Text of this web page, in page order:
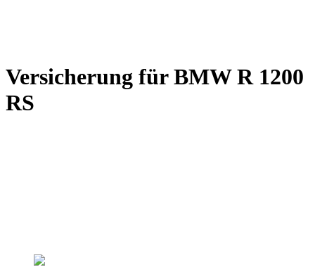
Versicherung für BMW R 1200
RS